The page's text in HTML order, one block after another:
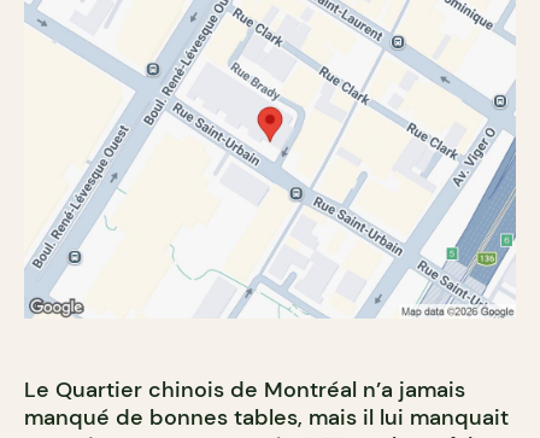
Le Quartier chinois de Montréal n’a jamais
manqué de bonnes tables, mais il lui manquait